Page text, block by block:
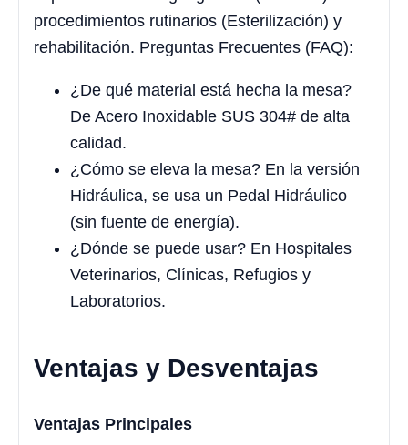
procedimientos rutinarios (Esterilización) y
rehabilitación. Preguntas Frecuentes (FAQ):
¿De qué material está hecha la mesa?
De Acero Inoxidable SUS 304# de alta
calidad.
¿Cómo se eleva la mesa? En la versión
Hidráulica, se usa un Pedal Hidráulico
(sin fuente de energía).
¿Dónde se puede usar? En Hospitales
Veterinarios, Clínicas, Refugios y
Laboratorios.
Ventajas y Desventajas
Ventajas Principales